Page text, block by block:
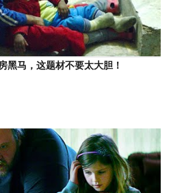
黑马，这题材不要太大胆！